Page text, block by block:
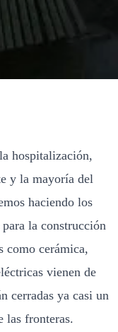
hospitalización,
y la mayoría del
haciendo los
la construcción
como cerámica,
vienen de
cerradas ya casi un
las fronteras.